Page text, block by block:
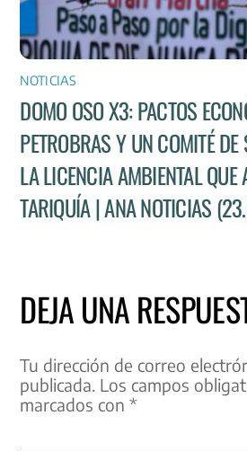
NOTICIAS
DOMO OSO X3: PACTOS
PETROBRAS Y UN COMITÉ
LA LICENCIA AMBIENTAL QUE
TARIQUÍA | ANA NOTICIAS
DEJA UNA
Tu dirección de correo
publicada. Los campos
marcados con*